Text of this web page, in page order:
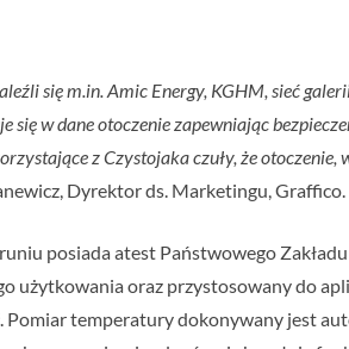
się m.in. Amic Energy, KGHM, sieć
w dane otoczenie zapewniając
z Czystojaka czuły, że
Dyrektor ds. Marketingu, Graffico.
posiada atest Państwowego
użytkowania oraz przystosowany do
Pomiar temperatury dokonywany jest